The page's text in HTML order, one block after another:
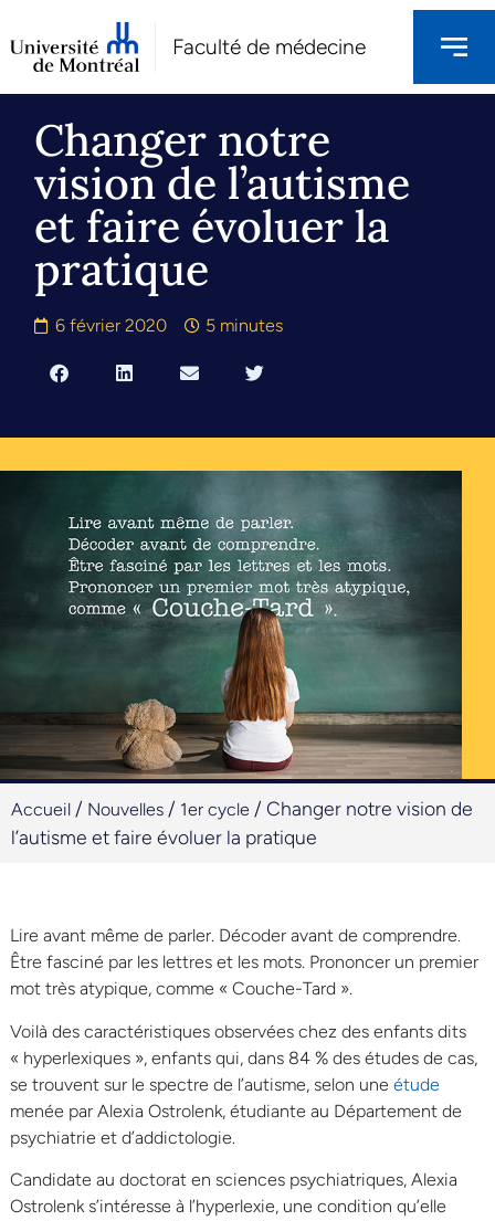
Faculté de médecine
Changer notre
vision de l’autisme
et faire évoluer la
pratique
6 février 2020 5 minutes
Accueil / Nouvelles / 1er cycle / Changer notre vision de
l’autisme et faire évoluer la pratique
Lire avant même de parler. Décoder avant de comprendre.
Être fasciné par les lettres et les mots. Prononcer un premier
mot très atypique, comme « Couche-Tard ».
Voilà des caractéristiques observées chez des enfants dits
« hyperlexiques », enfants qui, dans 84 % des études de cas,
se trouvent sur le spectre de l’autisme, selon une étude
menée par Alexia Ostrolenk, étudiante au Département de
psychiatrie et d’addictologie.
Candidate au doctorat en sciences psychiatriques, Alexia
Ostrolenk s’intéresse à l’hyperlexie, une condition qu’elle